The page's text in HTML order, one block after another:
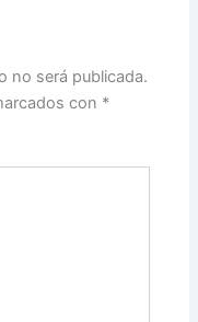
no será publicada.
con *